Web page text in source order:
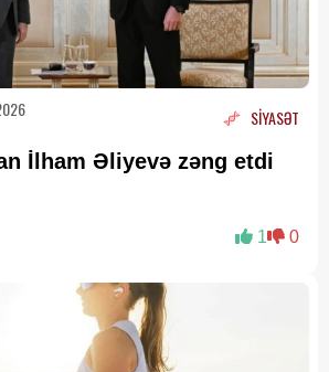
SİYASƏT
İlham Əliyevə zəng etdi
1 0